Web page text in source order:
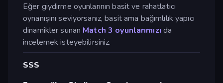
Eğer giydirme oyunlarının basit ve rahatlatıcı
oynanışını seviyorsanız, basit ama bağımlılık yapıcı
dinamikler sunan Match 3 oyunlarımızı da
incelemek isteyebilirsiniz.
SSS